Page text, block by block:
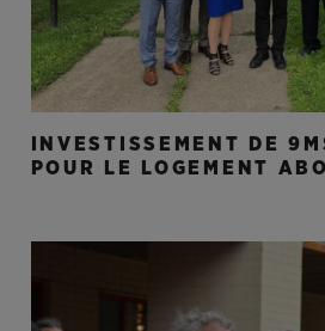
INVESTISSEMENT DE
POUR LE LOGEMENT